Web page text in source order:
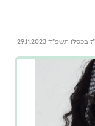
בכסלו תשפ"ד 29.11.2023